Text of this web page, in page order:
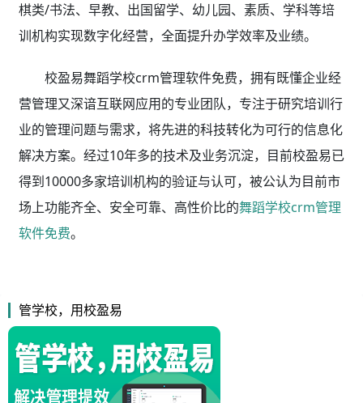
棋类/书法、早教、出国留学、幼儿园、素质、学科等培
训机构实现数字化经营，全面提升办学效率及业绩。
校盈易舞蹈学校crm管理软件免费，拥有既懂企业经
营管理又深谙互联网应用的专业团队，专注于研究培训行
业的管理问题与需求，将先进的科技转化为可行的信息化
解决方案。经过10年多的技术及业务沉淀，目前校盈易已
得到10000多家培训机构的验证与认可，被公认为目前市
场上功能齐全、安全可靠、高性价比的舞蹈学校crm管理
软件免费。
管学校，用校盈易